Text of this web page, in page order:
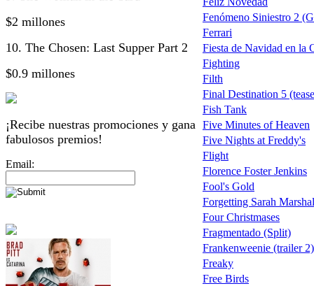
$2 millones
10. The Chosen: Last Supper Part 2
$0.9 millones
¡Recibe nuestras promociones y gana
fabulosos premios!
Email:
Fenómeno Siniestro 2
Ferrari
Fiesta de Navidad en la
Fighting
Filth
Final Destination 5
Fish Tank
Five Minutes of Heaven
Five Nights at Freddy's
Flight
Florence Foster Jenkins
Fool's Gold
Forgetting Sarah
Four Christmases
Fragmentado (Split)
Frankenweenie (trailer 2)
Freaky
Free Birds